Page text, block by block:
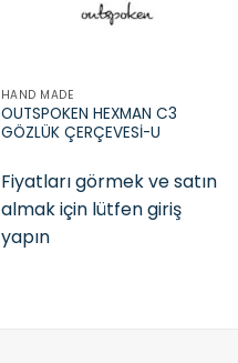
HAND MADE
OUTSPOKEN HEXMAN C3
GÖZLÜK ÇERÇEVESİ-U
Fiyatları görmek ve satın
almak için lütfen giriş
yapın